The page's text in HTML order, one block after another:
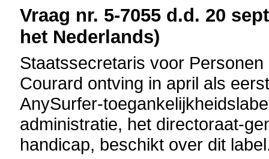
Vraag nr. 5-7055 d.d. 20
het Nederlands)
Staatssecretaris voor
Courard ontving in april als
AnySurfer-
administratie, het directoraat-
handicap, beschikt over dit